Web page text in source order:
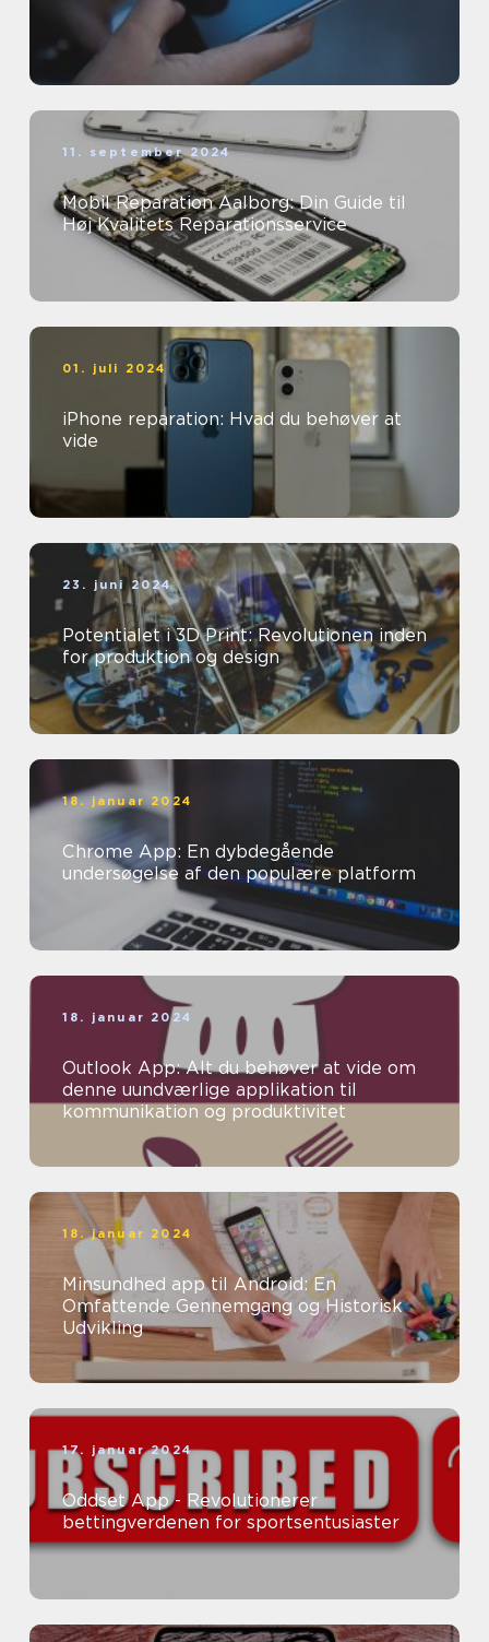
11. september 2024
Mobil Reparation Aalborg: Din Guide til
Høj Kvalitets Reparationsservice
01. juli 2024
iPhone reparation: Hvad du behøver at
vide
23. juni 2024
Potentialet i 3D Print: Revolutionen inden
for produktion og design
18. januar 2024
Chrome App: En dybdegående
undersøgelse af den populære platform
18. januar 2024
Outlook App: Alt du behøver at vide om
denne uundværlige applikation til
kommunikation og produktivitet
18. januar 2024
Minsundhed app til Android: En
Omfattende Gennemgang og Historisk
Udvikling
17. januar 2024
Oddset App - Revolutionerer
bettingverdenen for sportsentusiaster